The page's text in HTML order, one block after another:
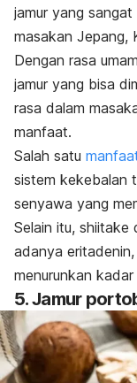
jamur yang
masakan Jepang,
Dengan rasa
jamur yang bisa
rasa dalam
manfaat.
Salah satu
sistem kekebalan
senyawa yang
Selain itu, shiitake
adanya
menurunkan kadar
5. Jamur